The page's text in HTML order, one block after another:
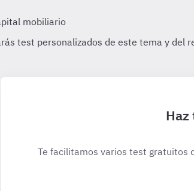
Haz
Te facilitamos varios test gratuitos